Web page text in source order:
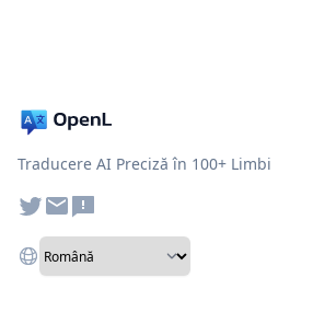
Traducere AI Preciză în 100+ Limbi